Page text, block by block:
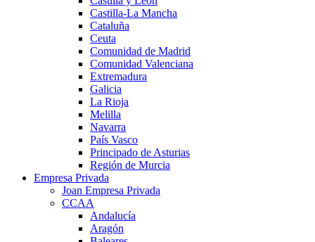
Castilla-La Mancha
Cataluña
Ceuta
Comunidad de Madrid
Comunidad Valenciana
Extremadura
Galicia
La Rioja
Melilla
Navarra
País Vasco
Principado de Asturias
Región de Murcia
Empresa Privada
Joan Empresa Privada
CCAA
Andalucía
Aragón